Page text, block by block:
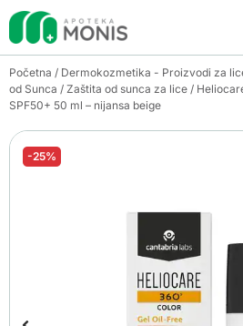
Početna / Dermokozmetika - Proizvodi za
od Sunca / Zaštita od sunca za lice /
SPF50+ 50 ml – nijansa beige
-25%